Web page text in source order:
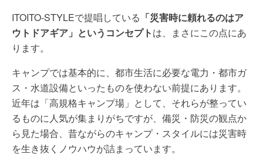
ITOITO-STYLEで提唱している 「災害時に頼れるのはア
ウトドアギア」というコンセプトは、まさにこの点にあ
ります。
キャンプでは基本的に、都市生活に必要な電力・都市ガ
ス・水道設備といったものを使わない前提にあります。
近年は「高規格キャンプ場」として、それらが整ってい
るものに人気が集まりがちですが、備災・防災の観点か
ら見た場合、昔ながらのキャンプ・スタイルには災害時
を生き抜くノウハウが詰まっています。